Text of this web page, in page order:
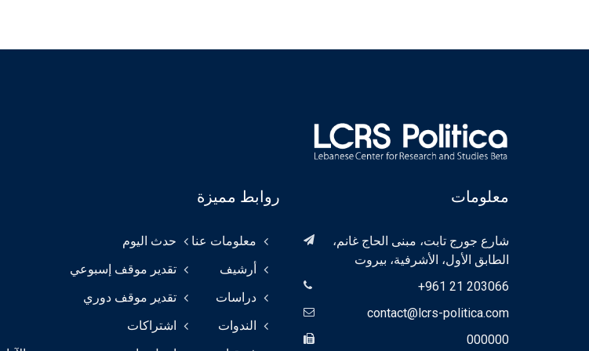
روابط مميزة
معلومات عنا
أرشيف
دراسات
الندوات
حدث اليوم
تقدير موقف إسبوعي
تقدير موقف دوري
اشتراكات
معلومات
شارع جورج تابت، مبنى الحاج غانم،
الطابق الأول، الأشرفية، بيروت
+961 21 203066
contact@lcrs-politica.com
000000